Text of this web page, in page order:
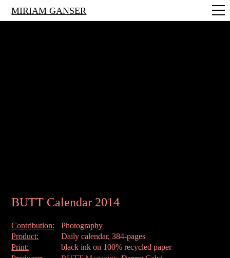
MIRIAM GANSER
BUTT Calendar 2014
Contribution:
Photography
Product:
Daily calendar, 384-pages
Print:
black ink on 100% recycled paper